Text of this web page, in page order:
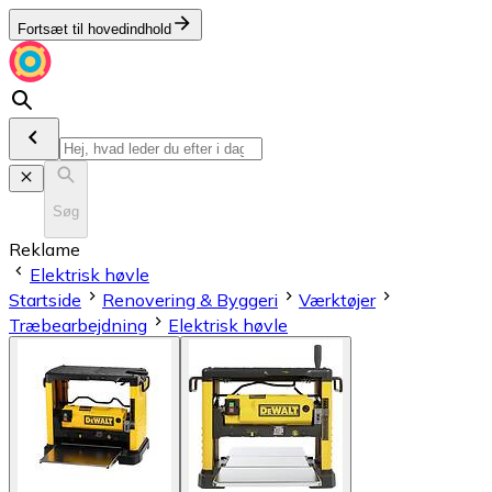
Fortsæt til hovedindhold
Søg
Reklame
Elektrisk høvle
Startside
Renovering & Byggeri
Værktøjer
Træbearbejdning
Elektrisk høvle